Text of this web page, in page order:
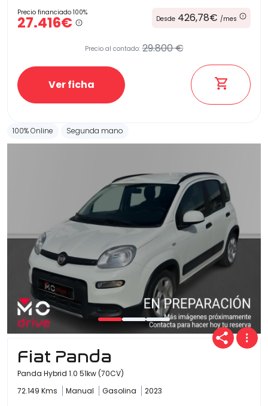
Precio financiado 100%
27.416€ Desde 426,78€ /mes
Precio al contado: 29.800 €
Ver ficha
100% Online Segunda mano
Fiat Panda
Panda Hybrid 1.0 51kw (70CV)
72.149 Kms
Manual Gasolina 2023